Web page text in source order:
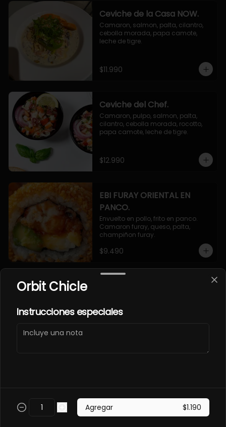
Ceviche de la Casa NOW.
Camaron, salmon, palta, cilantro,
cebolla morada, papa camote,
leche de tigre.
$11.990
Ceviche del Chef.
Camaron, pulpo, salmon, palta,
cilantro, cebolla morada, rocotto,
papa camote, leche de tigre.
$12.990
EBI FURAY ORIENTAL EN
PANCO.
Envuelto en pollo, frito en panco.
Camaron furay, queso, palta,
champiñon furay.
$9.490
Frito en panco, cubierto con atun
fresco, salsa acevichada y toques
Envuelto en palta, cubierto con
salmon fresco, salsa acevichada y
toques de shichimi. Camaron furay,
Orbit Chicle
Instrucciones especiales
Agregar $1.190